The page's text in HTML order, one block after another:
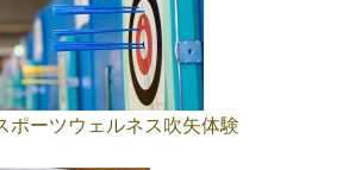
ポーツウェルネス吹矢体験